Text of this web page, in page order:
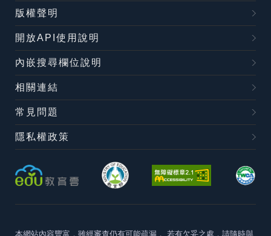
版權聲明
開放API使用說明
內嵌搜尋欄位說明
相關連結
常見問題
隱私權政策
本網站內容豐富，雖經審查仍有可能疏漏， 若有欠妥之處，請隨時與